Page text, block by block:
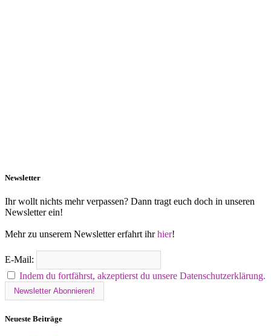
Newsletter
Ihr wollt nichts mehr verpassen? Dann tragt euch doch in unseren
Newsletter ein!
Mehr zu unserem Newsletter erfahrt ihrhier!
E-Mail:
Indem du fortfährst, akzeptierst du unsere Datenschutzerklärung.
Neueste Beiträge